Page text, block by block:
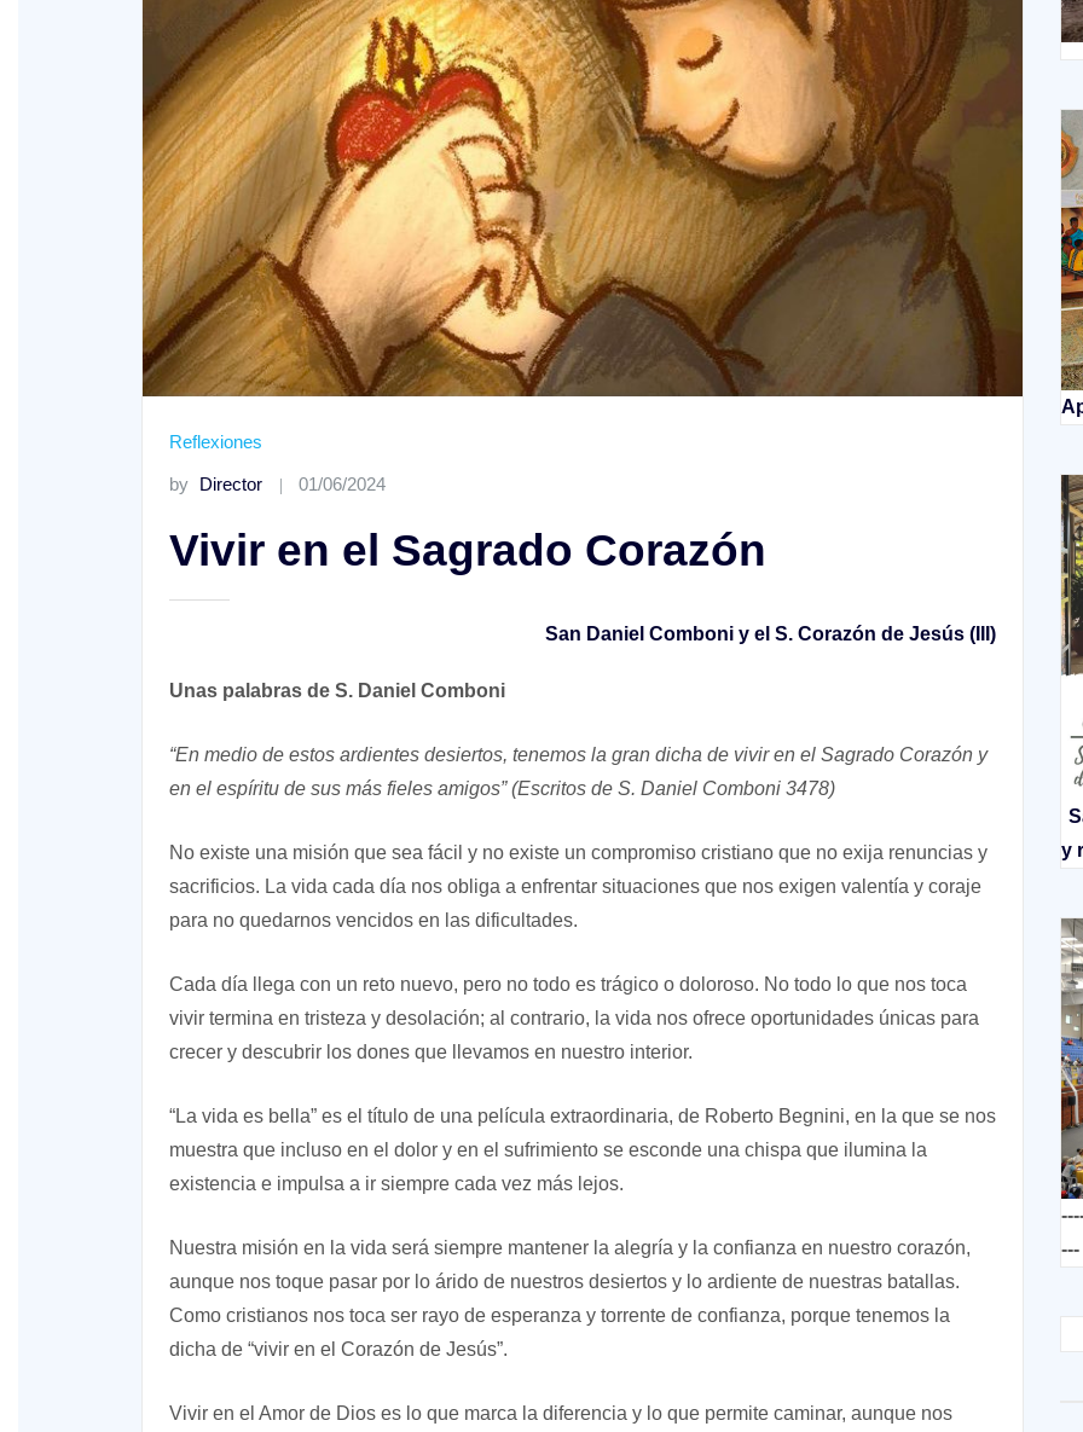
Reflexiones
by Director 01/06/2024
Vivir en el Sagrado Corazón
San Daniel Comboni y el S. Corazón de Jesús (III)
Unas palabras de S. Daniel Comboni
“En medio de estos ardientes desiertos, tenemos la gran dicha de vivir en el Sagrado Corazón y
en el espíritu de sus más fieles amigos” (Escritos de S. Daniel Comboni 3478)
No existe una misión que sea fácil y no existe un compromiso cristiano que no exija renuncias y
sacrificios. La vida cada día nos obliga a enfrentar situaciones que nos exigen valentía y coraje
para no quedarnos vencidos en las dificultades.
Cada día llega con un reto nuevo, pero no todo es trágico o doloroso. No todo lo que nos toca
vivir termina en tristeza y desolación; al contrario, la vida nos ofrece oportunidades únicas para
crecer y descubrir los dones que llevamos en nuestro interior.
“La vida es bella” es el título de una película extraordinaria, de Roberto Begnini, en la que se nos
muestra que incluso en el dolor y en el sufrimiento se esconde una chispa que ilumina la
existencia e impulsa a ir siempre cada vez más lejos.
Nuestra misión en la vida será siempre mantener la alegría y la confianza en nuestro corazón,
aunque nos toque pasar por lo árido de nuestros desiertos y lo ardiente de nuestras batallas.
Como cristianos nos toca ser rayo de esperanza y torrente de confianza, porque tenemos la
dicha de “vivir en el Corazón de Jesús”.
Vivir en el Amor de Dios es lo que marca la diferencia y lo que permite caminar, aunque nos
XIV Domingo ordinario. Año A
y
---